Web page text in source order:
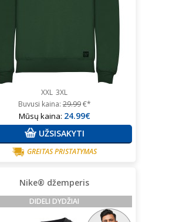
XXL 3XL
Buvusi kaina:29.99€*
Mūsų kaina: 24.99€
UŽSISAKYTI
GREITAS PRISTATYMAS
Nike® džemperis
DIDELI DYDŽIAI